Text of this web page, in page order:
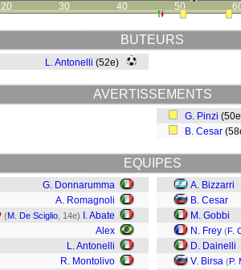
20 30 40 50
BUTEURS
L. Antonelli (52e)
AVERTISSEMENTS
G. Pinzi
B. Cesar
EQUIPES
G. Donnarumma
A. Romagnoli
(M. De Sciglio , 14e)
I. Abate
Alex
L. Antonelli
R. Montolivo
A. Bizzarri
B. Cesar
M. Gobbi
N. Frey (F.
D. Dainelli
V. Birsa (P.